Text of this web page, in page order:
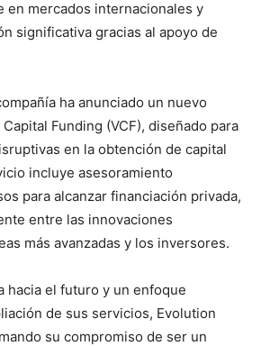
en mercados internacionales y
significativa gracias al apoyo de
ha anunciado un nuevo
Funding (VCF), diseñado para
en la obtención de capital
incluye asesoramiento
para alcanzar financiación privada,
entre las innovaciones
más avanzadas y los inversores.
hacia el futuro y un enfoque
de sus servicios, Evolution
su compromiso de ser un